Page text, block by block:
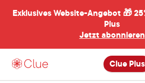
Exklusives Website-Angebot 🎁
Plus
Jetzt abonnieren
Clue Plus